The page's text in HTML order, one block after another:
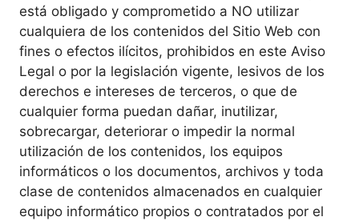
está obligado y comprometido a NO utilizar
cualquiera de los contenidos del Sitio Web con
fines o efectos ilícitos, prohibidos en este Aviso
Legal o por la legislación vigente, lesivos de los
derechos e intereses de terceros, o que de
cualquier forma puedan dañar, inutilizar,
sobrecargar, deteriorar o impedir la normal
utilización de los contenidos, los equipos
informáticos o los documentos, archivos y toda
clase de contenidos almacenados en cualquier
equipo informático propios o contratados por el